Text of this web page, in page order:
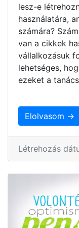
lesz-e
használatára,
számára?
van a cikkek
vállalkozásuk
lehetséges,
ezeket a
Elolvasom →
Létrehozás